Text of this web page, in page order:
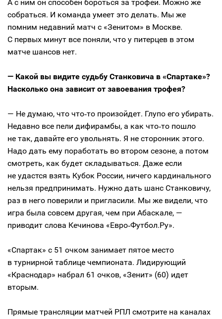
А с ним он способен бороться за трофей. Можно же
собраться. И команда умеет это делать. Мы же
помним недавний матч с «Зенитом» в Москве.
С первых минут все поняли, что у питерцев в этом
матче шансов нет.
— Какой вы видите судьбу Станковича в «Спартаке»?
Насколько она зависит от завоевания трофея?
— Не думаю, что что‑то произойдет. Глупо его убирать.
Недавно все пели дифирамбы, а как что‑то пошло
не так, давайте его увольнять. Я не сторонник этого.
Надо дать ему поработать во втором сезоне, а потом
смотреть, как будет складываться. Даже если
не удастся взять Кубок России, ничего кардинального
нельзя предпринимать. Нужно дать шанс Станковичу,
раз в него поверили и пригласили. Мы же видели, что
игра была совсем другая, чем при Абаскале, —
приводит слова Кечинова «Евро‑Футбол.Ру».
«Спартак» с 51 очком занимает пятое место
в турнирной таблице чемпионата. Лидирующий
«Краснодар» набрал 61 очков, «Зенит» (60) идет
вторым.
Прямые трансляции матчей РПЛ смотрите на каналах